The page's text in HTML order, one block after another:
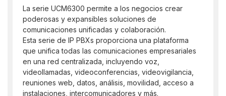
La serie UCM6300 permite a los negocios crear
poderosas y expansibles soluciones de
comunicaciones unificadas y colaboración.
Esta serie de IP PBXs proporciona una plataforma
que unifica todas las comunicaciones empresariales
en una red centralizada, incluyendo voz,
videollamadas, videoconferencias, videovigilancia,
reuniones web, datos, análisis, movilidad, acceso a
instalaciones, intercomunicadores y más.